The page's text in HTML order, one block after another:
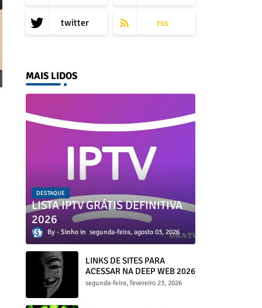
twitter rss
MAIS LIDOS
DESTAQUE
LISTA IPTV GRÁTIS DEFINITIVA
2026
Sinho segunda-feira, agosto 03, 2026
LINKS DE SITES PARA
ACESSAR NA DEEP WEB 2026
(ATUALIZADO)
segunda-feira, fevereiro 23, 2026